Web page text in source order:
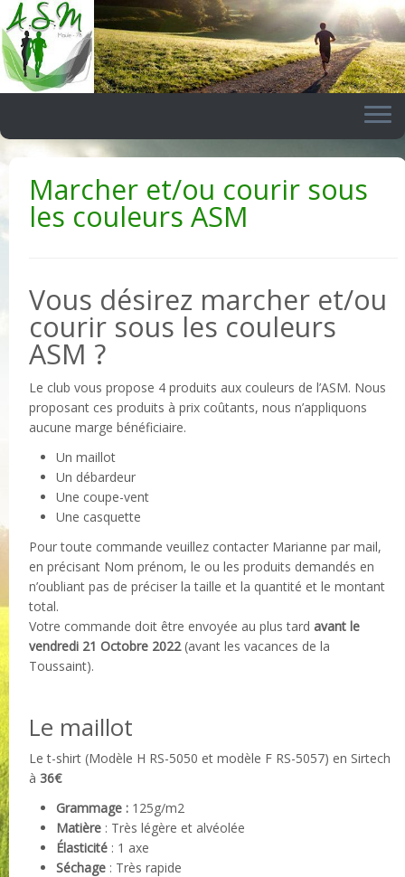
Skip
to
content
Marcher et/ou courir sous
les couleurs ASM
Vous désirez marcher et/ou
courir sous les couleurs
ASM ?
Le club vous propose 4 produits aux couleurs de l’ASM. Nous
proposant ces produits à prix coûtants, nous n’appliquons
aucune marge bénéficiaire.
Un maillot
Un débardeur
Une coupe-vent
Une casquette
Pour toute commande veuillez contacter Marianne par mail,
en précisant Nom prénom, le ou les produits demandés en
n’oubliant pas de préciser la taille et la quantité et le montant
total.
Votre commande doit être envoyée au plus tard avant le
vendredi 21 Octobre 2022(avant les vacances de la
Toussaint).
Le maillot
Le t-shirt (Modèle H RS-5050 et modèle F RS-5057) en Sirtech
à 36€
Grammage : 125g/m2
Matière : Très légère et alvéolée
Élasticité : 1 axe
Séchage : Très rapide